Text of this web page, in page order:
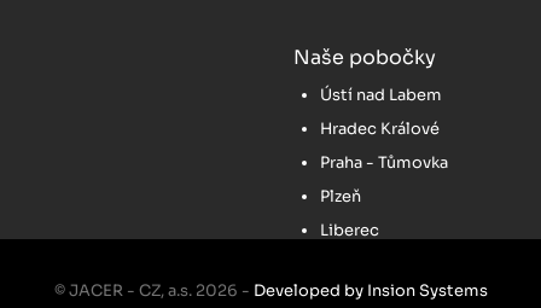
Naše pobočky
Ústí nad Labem
Hradec Králové
Praha - Tůmovka
Plzeň
Liberec
© JACER - CZ, a.s. 2026 - Developed by Insion Systems